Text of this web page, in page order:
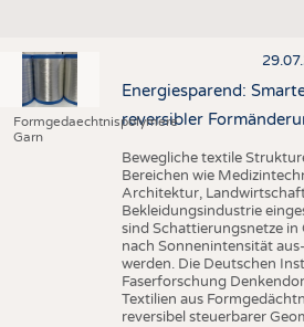
Formgedaechtnispolymere
Garn
Energiesparend:
reversibler
Bewegliche textile
Bereichen wie
Architektur,
Bekleidungsindustrie
sind Schattierungsnetze in
nach Sonnenintensität
werden. Die Deutschen
Faserforschung
Textilien aus
reversibel steuerbarer